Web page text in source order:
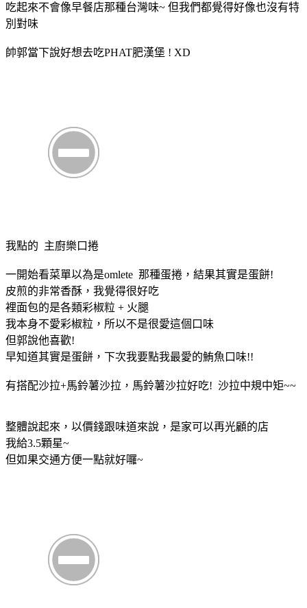
吃起來不會像早餐店那種台灣味~ 但我們都覺得好像也沒有特
別對味
帥郭當下說好想去吃PHAT肥漢堡 ! XD
我點的 主廚樂口捲
一開始看菜單以為是omlete 那種蛋捲，結果其實是蛋餅!
皮煎的非常香酥，我覺得很好吃
裡面包的是各類彩椒粒 + 火腿
我本身不愛彩椒粒，所以不是很愛這個口味
但郭說他喜歡!
早知道其實是蛋餅，下次我要點我最愛的鮪魚口味!!
有搭配沙拉+馬鈴薯沙拉，馬鈴薯沙拉好吃! 沙拉中規中矩~~
整體說起來，以價錢跟味道來說，是家可以再光顧的店
我給3.5顆星~
但如果交通方便一點就好囉~